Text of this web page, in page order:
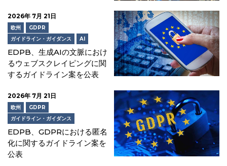
2026年 7月 21日
欧州
GDPR
ガイドライン・ガイダンス
AI
EDPB、生成AIの文脈におけ
るウェブスクレイピングに関
するガイドライン案を公表
2026年 7月 21日
欧州
GDPR
ガイドライン・ガイダンス
EDPB、GDPRにおける匿名
化に関するガイドライン案を
公表